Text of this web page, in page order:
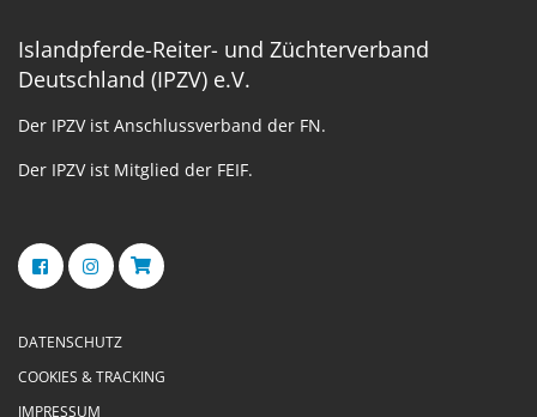
Islandpferde-Reiter- und Züchterverband
Deutschland (IPZV) e.V.
Der IPZV ist Anschlussverband der FN.
Der IPZV ist Mitglied der FEIF.
DATENSCHUTZ
COOKIES & TRACKING
IMPRESSUM